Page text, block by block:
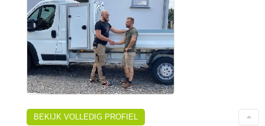
BEKIJK VOLLEDIG PROFIEL